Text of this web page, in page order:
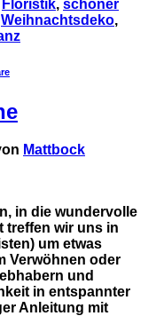
Floristik, schöner
Weihnachtsdeko,
Mattbock
in die wundervolle
treffen wir uns in
um etwas
Verwöhnen oder
und
in entspannter
Anleitung mit